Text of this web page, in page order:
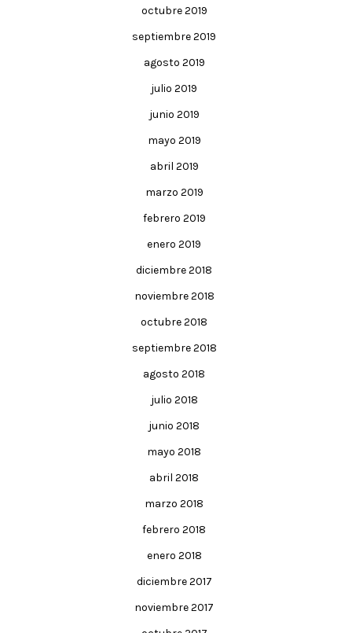
octubre 2019
septiembre 2019
agosto 2019
julio 2019
junio 2019
mayo 2019
abril 2019
marzo 2019
febrero 2019
enero 2019
diciembre 2018
noviembre 2018
octubre 2018
septiembre 2018
agosto 2018
julio 2018
junio 2018
mayo 2018
abril 2018
marzo 2018
febrero 2018
enero 2018
diciembre 2017
noviembre 2017